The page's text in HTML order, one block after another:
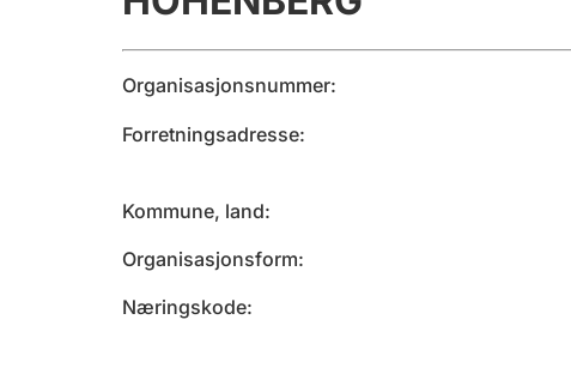
Organisasjonsnummer
Forretningsadresse
Kommune, land
Organisasjonsform
Næringskode